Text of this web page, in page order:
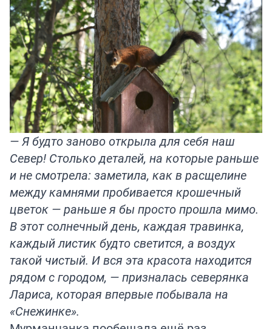
— Я будто заново открыла для себя наш
Север! Столько деталей, на которые раньше
и не смотрела: заметила, как в расщелине
между камнями пробивается крошечный
цветок — раньше я бы просто прошла мимо.
В этот солнечный день, каждая травинка,
каждый листик будто светится, а воздух
такой чистый. И вся эта красота находится
рядом с городом, — призналась северянка
Лариса, которая впервые побывала на
«Снежинке».